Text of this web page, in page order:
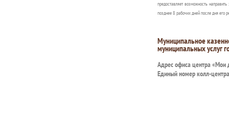
предоставляет возможность
позднее 8 рабочих дней после дня его
Муниципальное
муниципальных услуг
Адрес офиса центра «Мои
Единый номер колл-